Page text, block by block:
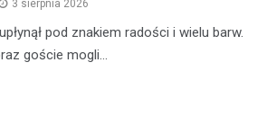
3 sierpnia 2026
pod znakiem radości i wielu barw.
goście mogli…